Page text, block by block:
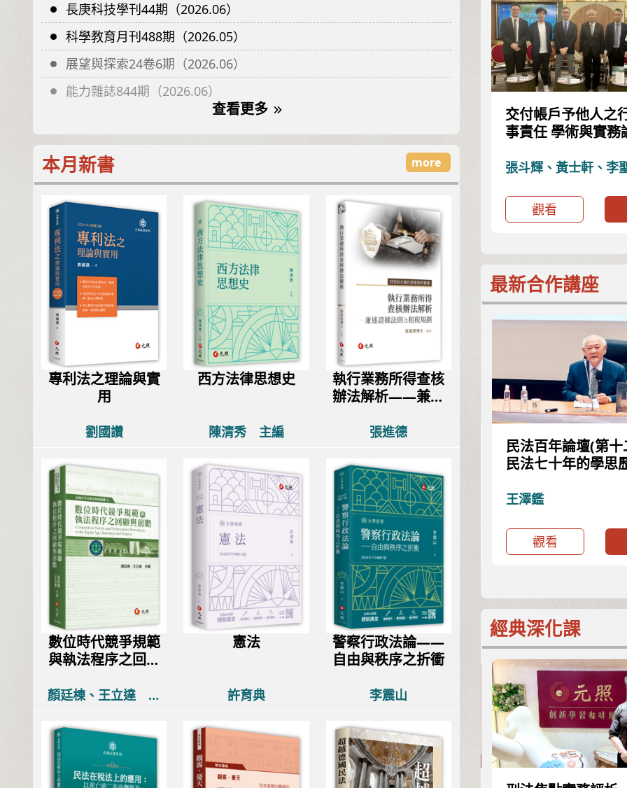
長庚科技學刊44期（2026.06）
科學教育月刊488期（2026.05）
展望與探索24卷6期（2026.06）
能力雜誌844期（2026.06）
查看更多
本月新書 more
專利法之理論與實
用
劉國讚
西方法律思想史
陳清秀 主編
執行業務所得查核
辦法解析——兼述
劃
張進德
數位時代競爭規範
與執法程序之回顧
顏廷棟、王立達 主
憲法
許育典
警察行政法論——
自由與秩序之折衝
李震山
交付帳戶予他人之
事責任 學術與實務
張斗輝、黃士軒、李
欽
觀看
最新合作講座
重共病患者醫療事務責任之
分配－以「病人與有過失」
理論為中心之實務與比較法
研究
侯英泠、王澤鑑
觀看 購買
與日本對於LGBTQ之勞動
權益保障
張義德、焦興鎧、劉素吟、曾
郁嫻、陳樂涵
觀看
購買
民法百年論壇(第
民法七十年的學思
王澤鑑
觀看
經典深化課